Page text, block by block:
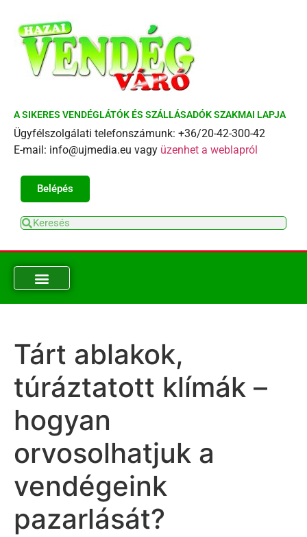
A SIKERES VENDÉGLÁTÓK ÉS SZÁLLÁSADÓK SZAKMAI LAPJA
Ügyfélszolgálati telefonszámunk: +36/20-42-300-42
E-mail: info@ujmedia.eu vagy üzenhet a weblapról
Belépés
Tárt ablakok,
túráztatott klímák –
hogyan
orvosolhatjuk a
vendégeink
pazarlását?